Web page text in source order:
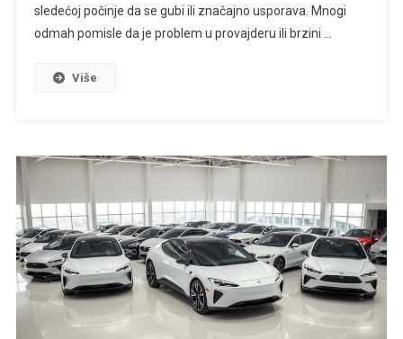
sledećoj počinje da se gubi ili značajno usporava. Mnogi
odmah pomisle da je problem u provajderu ili brzini …
Više